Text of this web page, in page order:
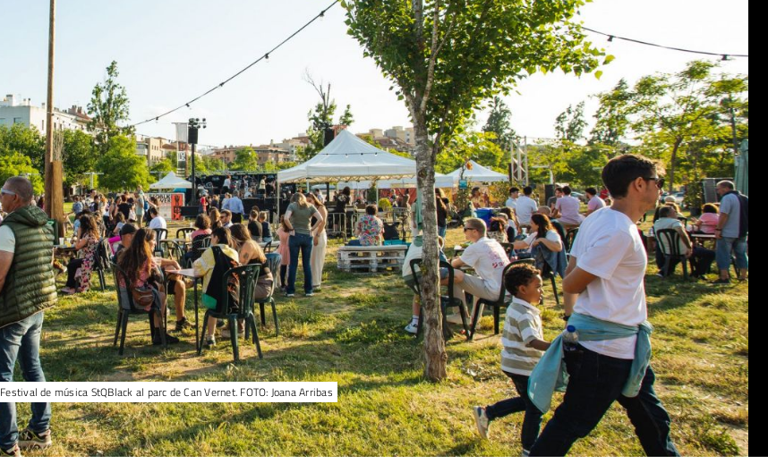
Festival de música StQBlack al parc de Can Vernet. FOTO: Joana Arribas